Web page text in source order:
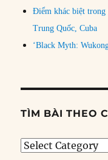
Điểm khác biệt trong
Trung Quốc, Cuba
‘Black Myth:
TÌM BÀI THEO
Tìm